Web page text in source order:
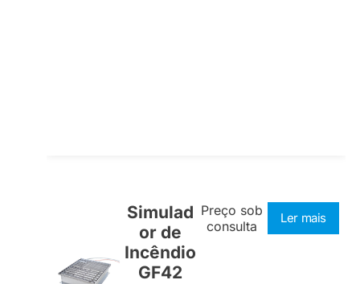
Simulad
or de
Incêndio
GF42
Preço sob
consulta
Ler mais